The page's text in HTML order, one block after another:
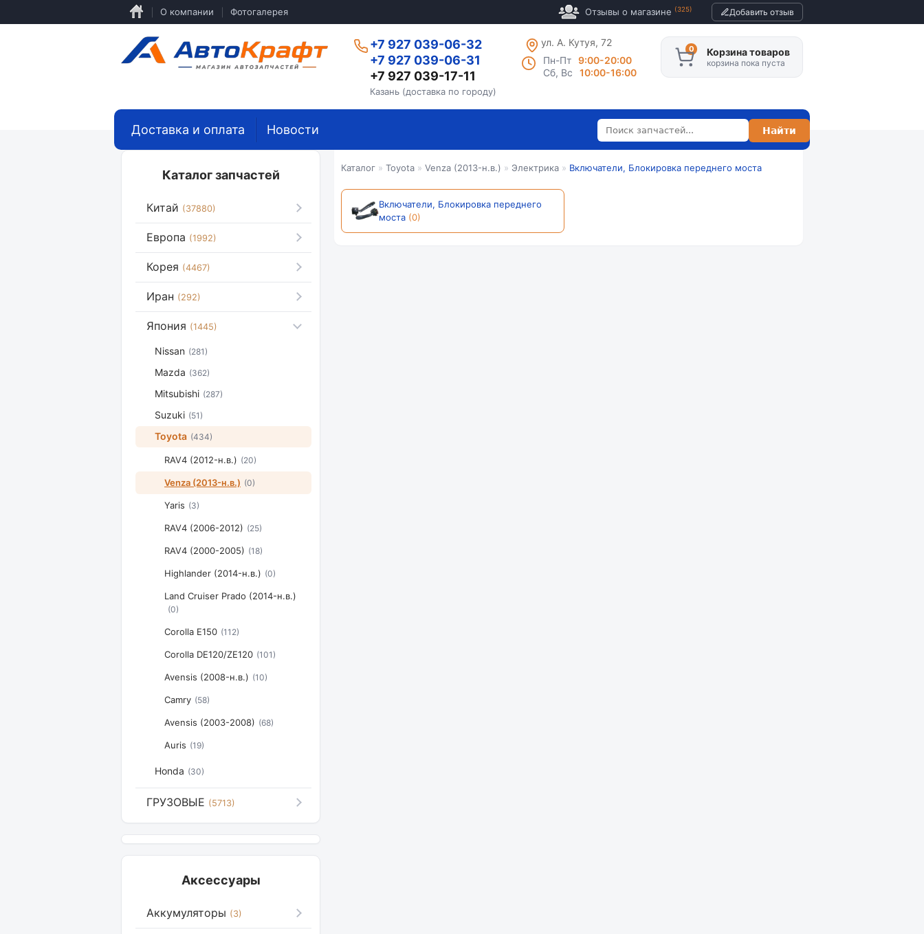
основному
О компании Фотогалерея Отзывы о магазине (325) Добавить отзыв
+7 927 039-06-32
+7 927 039-06-31
+7 927 039-17-11
Казань (доставка по городу)
ул. А. Кутуя, 72
Пн-Пт
9:00-20:00
Сб, Вс
10:00-16:00
Корзина товаров
корзина пока пуста
Каталог » Toyota » Venza (2013-н.в.) » Электрика » Включатели, Блокировка переднего моста
Включатели, Блокировка переднего
моста (0)
Доставка и оплата Новости
Каталог запчастей
Китай (37880)
Европа (1992)
Корея (4467)
Иран (292)
Япония (1445)
Nissan (281)
Mazda (362)
Mitsubishi (287)
Suzuki (51)
Toyota (434)
RAV4 (2012-н.в.) (20)
Venza (2013-н.в.) (0)
Yaris (3)
RAV4 (2006-2012) (25)
RAV4 (2000-2005) (18)
Highlander (2014-н.в.) (0)
Land Cruiser Prado (2014-н.в.)
(0)
Corolla E150 (112)
Corolla DE120/ZE120 (101)
Avensis (2008-н.в.) (10)
Camry (58)
Avensis (2003-2008) (68)
Auris (19)
Honda (30)
ГРУЗОВЫЕ (5713)
Аксессуары
Аккумуляторы (3)